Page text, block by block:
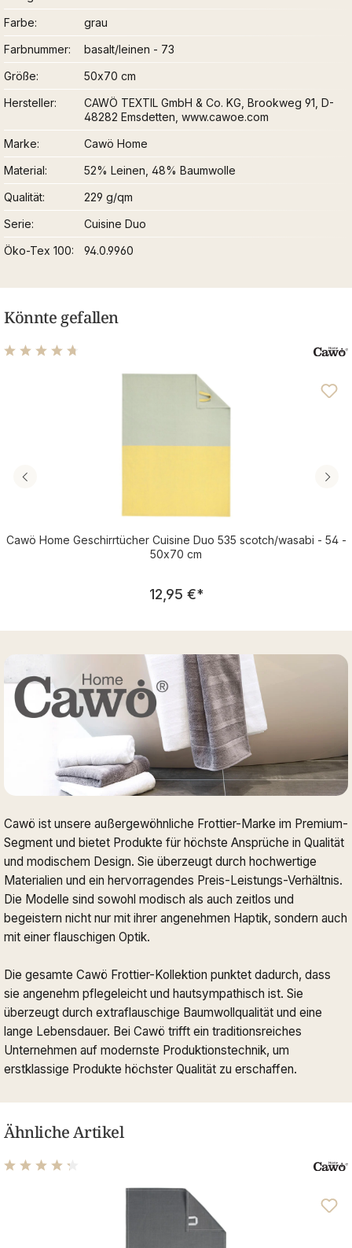
Farbe
grau
Farbnummer
basalt/leinen - 73
Größe
50x70 cm
Hersteller
CAWÖ TEXTIL GmbH & Co. KG, Brookweg 91, D-
48282 Emsdetten, www.cawoe.com
Marke
Cawö Home
Material
52% Leinen, 48% Baumwolle
Qualität
229 g/qm
Serie
Cuisine Duo
Öko-Tex 100
94.0.9960
Könnte gefallen
Durchschnittliche Bewertung von 4.83 von 5 Sternen
Cawö Home Geschirrtücher Cuisine Duo 535 scotch/wasabi - 54 -
50x70 cm
Regulärer Preis:
12,95 €*
Cawö ist unsere außergewöhnliche Frottier-Marke im Premium-
Segment und bietet Produkte für höchste Ansprüche in Qualität
und modischem Design. Sie überzeugt durch hochwertige
Materialien und ein hervorragendes Preis-Leistungs-Verhältnis.
Die Modelle sind sowohl modisch als auch zeitlos und
begeistern nicht nur mit ihrer angenehmen Haptik, sondern auch
mit einer flauschigen Optik.
Die gesamte Cawö Frottier-Kollektion punktet dadurch, dass
sie angenehm pflegeleicht und hautsympathisch ist. Sie
überzeugt durch extraflauschige Baumwollqualität und eine
lange Lebensdauer. Bei Cawö trifft ein traditionsreiches
Unternehmen auf modernste Produktionstechnik, um
erstklassige Produkte höchster Qualität zu erschaffen.
Ähnliche Artikel
Durchschnittliche Bewertung von 4.22 von 5 Sternen